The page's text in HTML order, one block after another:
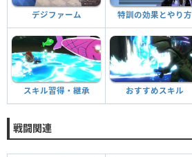
デジファーム 特訓の効果とやり方
スキル習得・継承 おすすめスキル
戦闘関連